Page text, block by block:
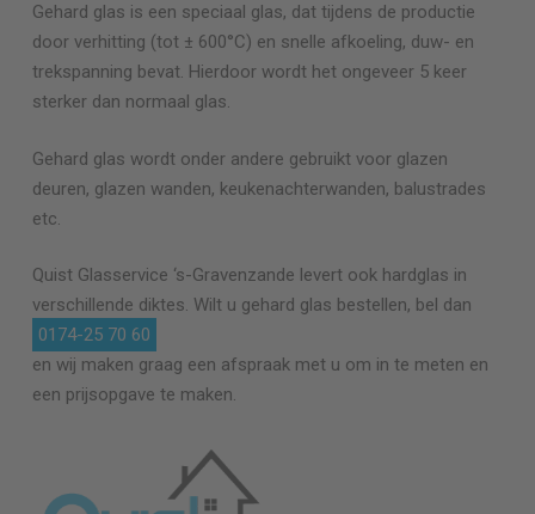
Gehard glas is een speciaal glas, dat tijdens de productie
door verhitting (tot ± 600°C) en snelle afkoeling, duw- en
trekspanning bevat. Hierdoor wordt het ongeveer 5 keer
sterker dan normaal glas.
Gehard glas wordt onder andere gebruikt voor glazen
deuren, glazen wanden, keukenachterwanden, balustrades
etc.
Quist Glasservice ‘s-Gravenzande levert ook hardglas in
verschillende diktes. Wilt u gehard glas bestellen, bel dan
0174-25 70 60
en wij maken graag een afspraak met u om in te meten en
een prijsopgave te maken.